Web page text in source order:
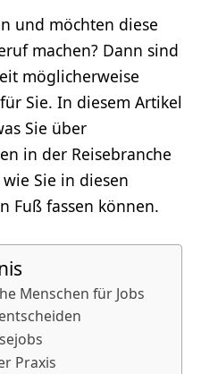
und möchten diese
machen? Dann sind
möglicherweise
Sie. In diesem Artikel
Sie über
in der Reisebranche
Sie in diesen
Fuß fassen können.
Menschen für Jobs
Praxis